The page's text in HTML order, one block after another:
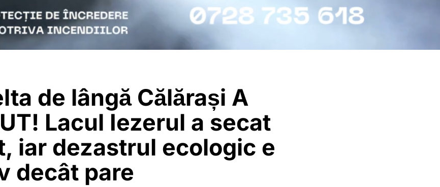
de lângă Călărași A
Lacul Iezerul a secat
iar dezastrul ecologic e
decât pare